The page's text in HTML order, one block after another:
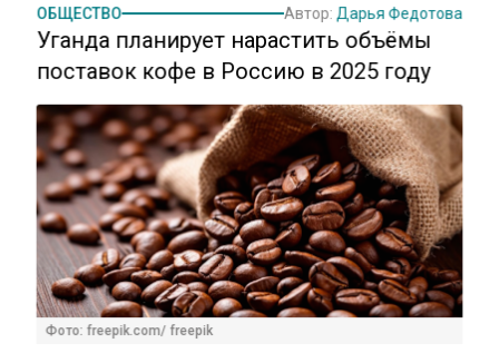
ОБЩЕСТВО Автор: Дарья Федотова
Уганда планирует нарастить объёмы
поставок кофе в Россию в 2025 году
Фото: freepik.com/ freepik